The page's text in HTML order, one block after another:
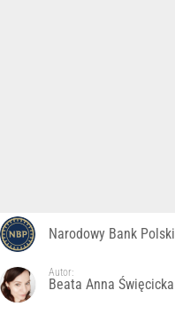
Narodowy Bank Polski
Autor:
Beata Anna Święcicka